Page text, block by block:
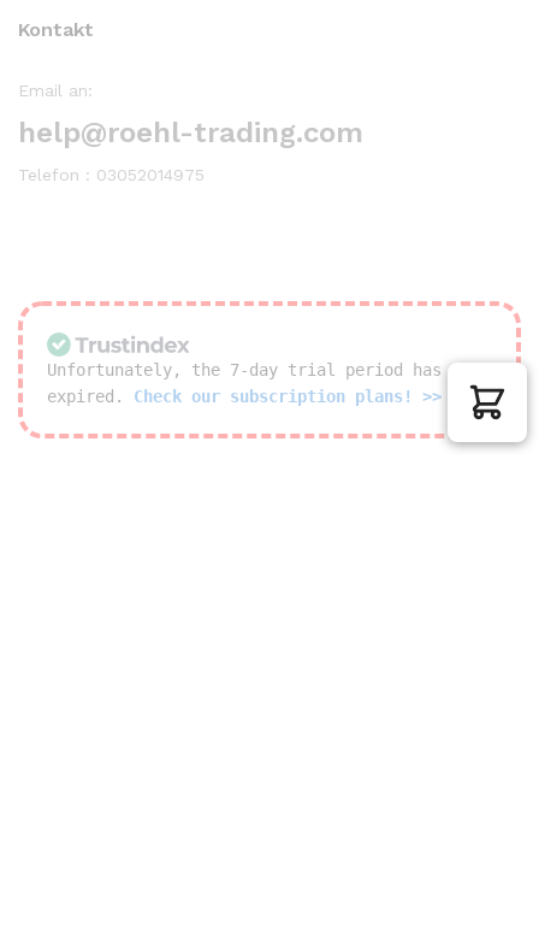
Kontakt
Email an:
help@roehl-trading.com
Telefon : 03052014975
Unfortunately, the 7-day trial period has
expired. Check our subscription plans! >>